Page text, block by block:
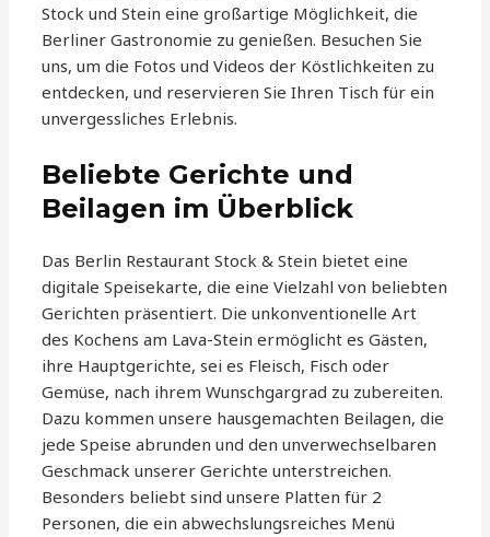
Stock und Stein eine großartige Möglichkeit, die
Berliner Gastronomie zu genießen. Besuchen Sie
uns, um die Fotos und Videos der Köstlichkeiten zu
entdecken, und reservieren Sie Ihren Tisch für ein
unvergessliches Erlebnis.
Beliebte Gerichte und
Beilagen im Überblick
Das Berlin Restaurant Stock & Stein bietet eine
digitale Speisekarte, die eine Vielzahl von beliebten
Gerichten präsentiert. Die unkonventionelle Art
des Kochens am Lava-Stein ermöglicht es Gästen,
ihre Hauptgerichte, sei es Fleisch, Fisch oder
Gemüse, nach ihrem Wunschgargrad zu zubereiten.
Dazu kommen unsere hausgemachten Beilagen, die
jede Speise abrunden und den unverwechselbaren
Geschmack unserer Gerichte unterstreichen.
Besonders beliebt sind unsere Platten für 2
Personen, die ein abwechslungsreiches Menü